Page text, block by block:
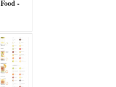
-